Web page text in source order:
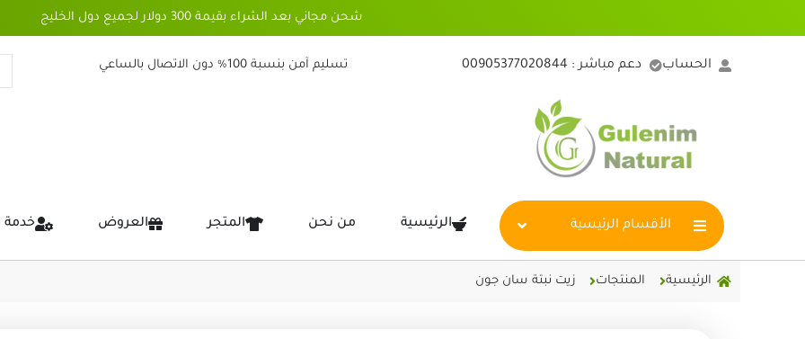
إلى
شحن مجاني بعد الشراء بقيمة 300 دولار لجميع دول الخليج
الحساب دعم مباشر : 00905377020844 تسليم آمن بنسبة 100% دون الاتصال بالساعي
الأقسام الرئيسية الرئيسية من نحن المتجر العروض خدمة
الرئيسية المنتجات زيت نبتة سان جون